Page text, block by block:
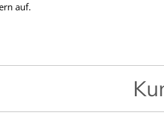
auf.